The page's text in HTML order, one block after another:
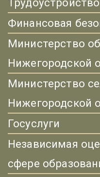
Финансовая
Министерство
Нижегородской
Министерство
Нижегородской
Госуслуги
Независимая
сфере